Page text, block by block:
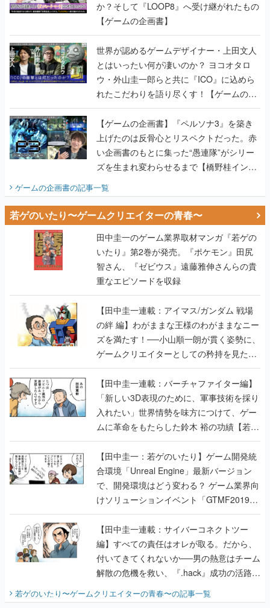
か？そして『LOOP8』へ受け継がれたもの
【ゲームの企画書】
世界が認めるゲームデザイナー・上田文人
とはいったい何が凄いのか？ ヨコオタロ
ウ・外山圭一郎らと共に『ICO』に込めら
れたこだわりを語り尽くす！【ゲームの企
画書】
【ゲームの企画書】『ペルソナ3』を築き
上げたのは反骨心とリスペクトだった。赤
い企画書のもとに集った“愚連隊”がシリー
ズを生まれ変わらせるまで【橋野桂インタ
ゲームの企画書の記事一覧
若ゲのいたり〜ゲームクリエイターの青春〜
田中圭一のゲーム業界取材マンガ『若ゲの
いたり』第2巻が発売。『ポケモン』田尻
智さん、『ゼビウス』遠藤雅伸さんらの貴
重なエピソードを収録
【田中圭一連載：アイマス/ガンダム 戦場
の絆 編】わがままな王様のわがままなニー
ズを満たす！──小山順一朗が貫く姿勢に、
ゲームクリエイターとしての矜持を見た
【若ゲのいたり最終回】
【田中圭一連載：バーチャファイター編】
「新しい3D表現のために、軍事技術を採り
入れたい」世界情勢を味方につけて、ゲー
ムに革命をもたらした鈴木 裕の功績【若ゲ
のいたり】
【田中圭一：若ゲのいたり】ゲーム開発統
合環境「Unreal Engine」最新バージョン
で、開発環境はどう変わる？ ゲーム業界向
けソリューションイベント「GTMF2019」
に行って、より理解を深めよう【PR】
【田中圭一連載：サイバーコネクトツー
編】すべての責任はオレが取る。だから、
付いてきてくれないか──男の熱意はチーム
解散の危機を救い、『.hack』成功の活路を
『少年ジャンプ』色だった【若ゲのいた
若ゲのいたり〜ゲームクリエイターの青春〜の記事一覧